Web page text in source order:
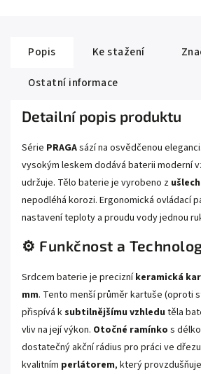
Popis Ke stažení
Ostatní informace
Detailní popis produktu
Série PRAGAsází na osvědčenou
vysokým leskem dodává baterii moderní
udržuje. Tělo baterie je vyrobeno z
nepodléhá korozi. Ergonomická ovládací
nastavení teploty a proudu vody jednou
⚙️ Funkčnost a
Srdcem baterie je precizníkeramická
mm. Tento menší průměr kartuše (oproti
přispívá ksubtilnějšímu vzhledu těla
vliv na její výkon. Otočné ramínko s
dostatečný akční rádius pro práci ve
kvalitním perlátorem, který